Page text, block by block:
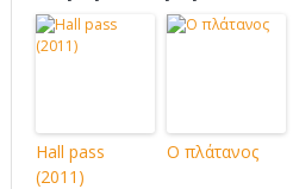
Hall pass
(2011)
Ο πλάτανος